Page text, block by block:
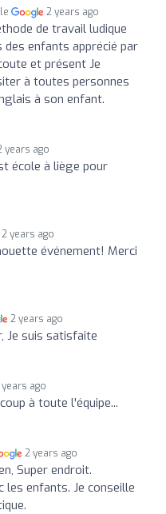
2 years ago
de travail ludique
enfants apprécié par
et présent Je
à toutes personnes
à son enfant.
years ago
école à liège pour
2 years ago
événement! Merci
2 years ago
Je suis satisfaite
years ago
à toute l'équipe...
2 years ago
Super endroit.
les enfants. Je conseille